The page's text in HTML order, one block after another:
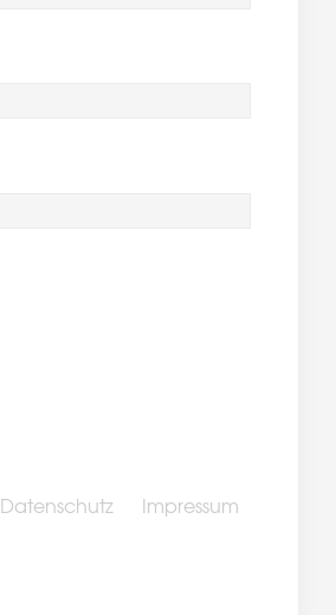
Datenschutz Impressum